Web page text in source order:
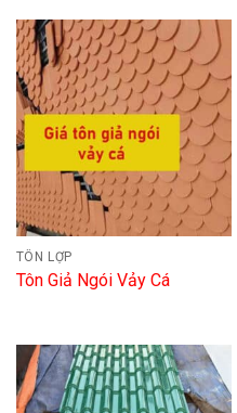
TÔN LỢP
Tôn Giả Ngói Vảy Cá